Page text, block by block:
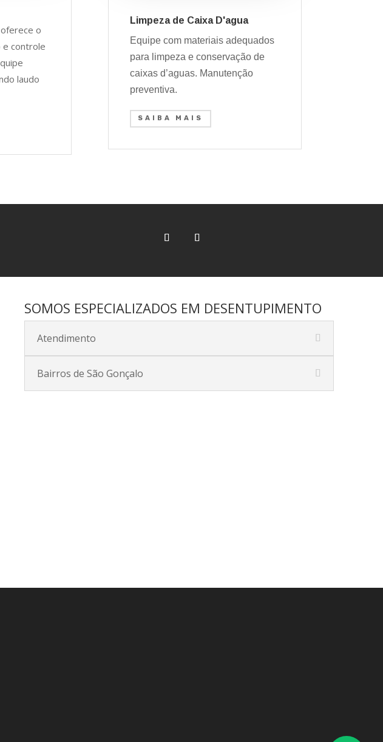
o
e controle
laudo
Limpeza de Caixa D'agua
Equipe com materiais adequados
para limpeza e conservação de
caixas d’aguas. Manutenção
preventiva.
SAIBA MAIS
SOMOS ESPECIALIZADOS EM DESENTUPIMENTO
Atendimento
Bairros de São Gonçalo